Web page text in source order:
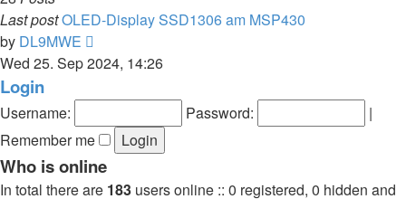
Last postOLED-Display SSD1306 am MSP430
by DL9MWE
the
post
Wed 25. Sep 2024, 14:26
Login
Username: Password:
|
Remember me
Who is online
In total there are 183 users online :: 0 registered, 0 hidden and